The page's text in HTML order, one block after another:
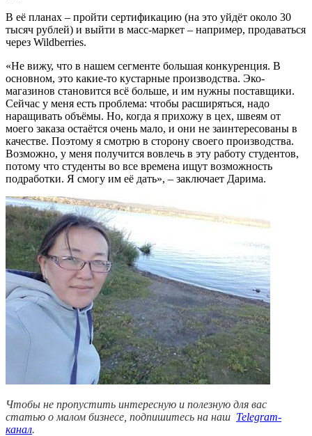
В её планах – пройти сертификацию (на это уйдёт около 30
тысяч рублей) и выйти в масс-маркет – например, продаваться
через Wildberries.
«Не вижу, что в нашем сегменте большая конкуренция. В
основном, это какие-то кустарные производства. Эко-
магазинов становится всё больше, и им нужны поставщики.
Сейчас у меня есть проблема: чтобы расширяться, надо
наращивать объёмы. Но, когда я прихожу в цех, швеям от
моего заказа остаётся очень мало, и они не заинтересованы в
качестве. Поэтому я смотрю в сторону своего производства.
Возможно, у меня получится вовлечь в эту работу студентов,
потому что студенты во все времена ищут возможность
подработки. Я смогу им её дать», – заключает Дарима.
Чтобы не пропустить интересную и полезную для вас
статью о малом бизнесе, подпишитесь на наш Telegram-
канал.